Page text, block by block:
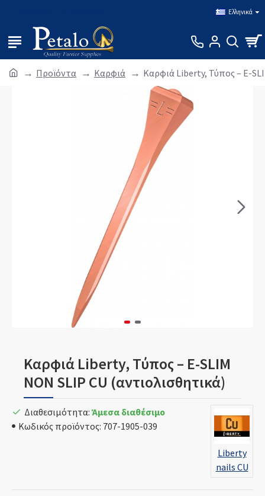
Ελληνικά
Προϊόντα Καρφιά Καρφιά Liberty, Τύπος – E-
Καρφιά Liberty, Τύπος – E-SLIM
NON SLIP CU (αντιολισθητικά)
Διαθεσιμότητα: Άμεσα διαθέσιμο
Κωδικός προϊόντος: 707-1905-039
Liberty
nails CU